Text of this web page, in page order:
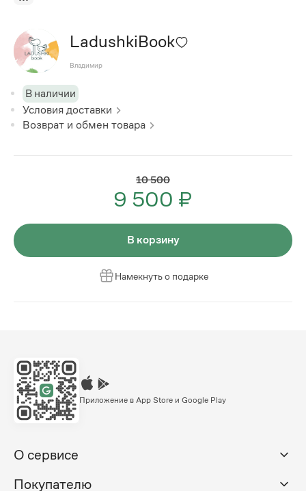
LadushkiBook
Владимир
В наличии
Условия доставки
Возврат и обмен товара
10 500
9 500 ₽
В корзину
Намекнуть о подарке
Приложение в App Store и Google Play
О сервисе
Покупателю